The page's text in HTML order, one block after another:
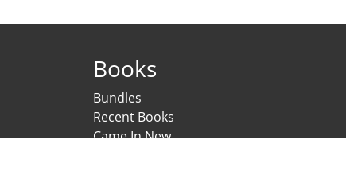
Books
Bundles
Recent Books
Came In New